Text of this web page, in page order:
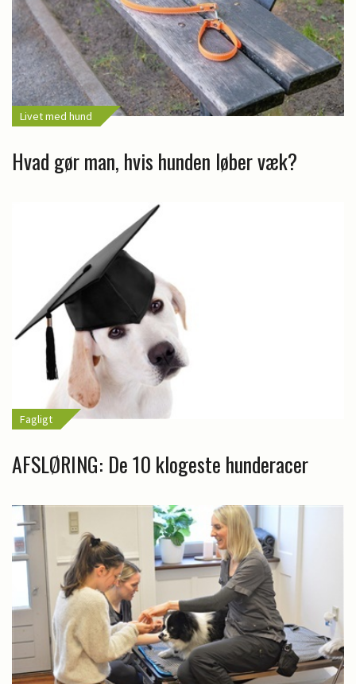
Livet med hund
Hvad gør man, hvis hunden løber væk?
Fagligt
AFSLØRING: De 10 klogeste hunderacer